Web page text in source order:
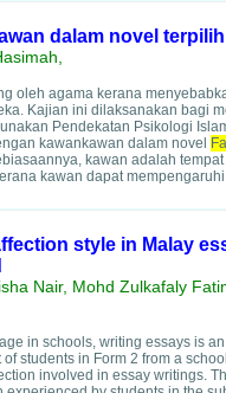
dalam novel terpilih
oleh agama kerana
Kajian ini dilaksanakan bagi
Pendekatan Psikologi
kawankawan dalam novel
kawan adalah
kawan dapat
style in Malay
Nair, Mohd Zulkafaly
in schools, writing essays is
students in Form 2 from a
involved in essay writings.